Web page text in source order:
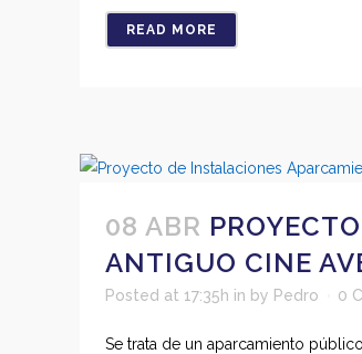
READ MORE
08 ABR
ANTIGUO CINE
Posted at 17:35h in by Pedro 0
Se trata de un aparcamiento